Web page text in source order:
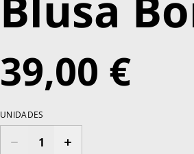
39,00 €
UNIDADES